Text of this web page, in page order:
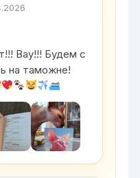
Вау!!! Будем с
на таможне!